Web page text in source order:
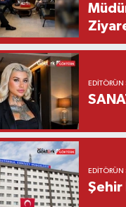
EDITÖRÜN
EDITÖRÜN
Şehir